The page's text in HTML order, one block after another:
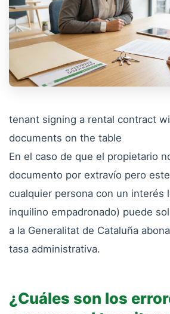
tenant signing a rental contract
documents on the table
En el caso de que el propietario
documento por extravío pero
cualquier persona con un interés
inquilino empadronado) puede
a la Generalitat de Cataluña
tasa administrativa.
¿Cuáles son los